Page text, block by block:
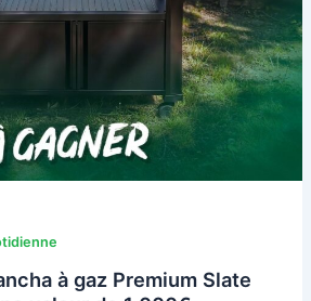
à gaz Premium Slate